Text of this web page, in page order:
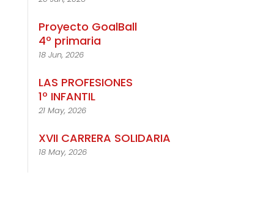
Proyecto GoalBall
4º primaria
18 Jun, 2026
LAS PROFESIONES
1º INFANTIL
21 May, 2026
XVII CARRERA SOLIDARIA
18 May, 2026